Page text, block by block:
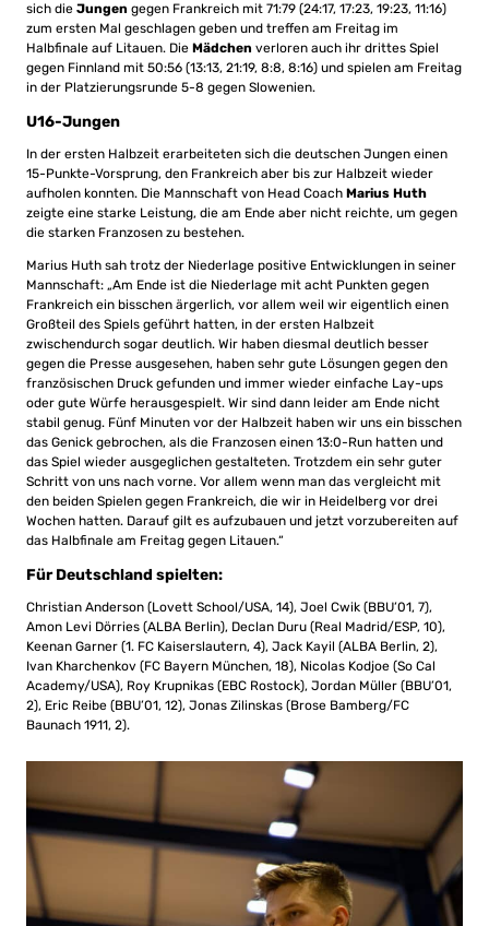
sich die Jungen gegen Frankreich mit 71:79 (24:17, 17:23, 19:23, 11:16)
zum ersten Mal geschlagen geben und treffen am Freitag im
Halbfinale auf Litauen. Die Mädchen verloren auch ihr drittes Spiel
gegen Finnland mit 50:56 (13:13, 21:19, 8:8, 8:16) und spielen am Freitag
in der Platzierungsrunde 5-8 gegen Slowenien.
U16-Jungen
In der ersten Halbzeit erarbeiteten sich die deutschen Jungen einen
15-Punkte-Vorsprung, den Frankreich aber bis zur Halbzeit wieder
aufholen konnten. Die Mannschaft von Head Coach Marius Huth
zeigte eine starke Leistung, die am Ende aber nicht reichte, um gegen
die starken Franzosen zu bestehen.
Marius Huth sah trotz der Niederlage positive Entwicklungen in seiner
Mannschaft: „Am Ende ist die Niederlage mit acht Punkten gegen
Frankreich ein bisschen ärgerlich, vor allem weil wir eigentlich einen
Großteil des Spiels geführt hatten, in der ersten Halbzeit
zwischendurch sogar deutlich. Wir haben diesmal deutlich besser
gegen die Presse ausgesehen, haben sehr gute Lösungen gegen den
französischen Druck gefunden und immer wieder einfache Lay-ups
oder gute Würfe herausgespielt. Wir sind dann leider am Ende nicht
stabil genug. Fünf Minuten vor der Halbzeit haben wir uns ein bisschen
das Genick gebrochen, als die Franzosen einen 13:0-Run hatten und
das Spiel wieder ausgeglichen gestalteten. Trotzdem ein sehr guter
Schritt von uns nach vorne. Vor allem wenn man das vergleicht mit
den beiden Spielen gegen Frankreich, die wir in Heidelberg vor drei
Wochen hatten. Darauf gilt es aufzubauen und jetzt vorzubereiten auf
das Halbfinale am Freitag gegen Litauen.“
Für Deutschland spielten:
Christian Anderson (Lovett School/USA, 14), Joel Cwik (BBU’01, 7),
Amon Levi Dörries (ALBA Berlin), Declan Duru (Real Madrid/ESP, 10),
Keenan Garner (1. FC Kaiserslautern, 4), Jack Kayil (ALBA Berlin, 2),
Ivan Kharchenkov (FC Bayern München, 18), Nicolas Kodjoe (So Cal
Academy/USA), Roy Krupnikas (EBC Rostock), Jordan Müller (BBU’01,
2), Eric Reibe (BBU’01, 12), Jonas Zilinskas (Brose Bamberg/FC
Baunach 1911, 2).